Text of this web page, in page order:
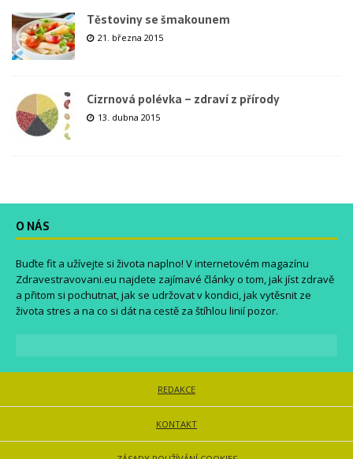
Těstoviny se šmakounem
21. března 2015
Cizrnová polévka – zdraví z přírody
13. dubna 2015
O NÁS
Buďte fit a užívejte si života naplno! V internetovém magazínu
Zdravestravovani.eu najdete zajímavé články o tom, jak jíst zdravě
a přitom si pochutnat, jak se udržovat v kondici, jak vytěsnit ze
života stres a na co si dát na cestě za štíhlou linií pozor.
REDAKCE
KONTAKT